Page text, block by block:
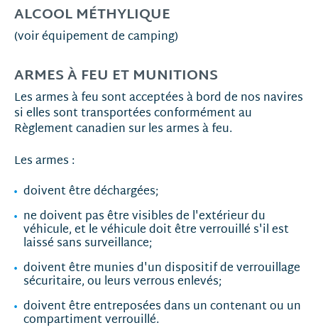
ALCOOL MÉTHYLIQUE
(voir équipement de camping)
ARMES À FEU ET MUNITIONS
Les armes à feu sont acceptées à bord de nos navires
si elles sont transportées conformément au
Règlement canadien sur les armes à feu.
Les armes :
doivent être déchargées;
ne doivent pas être visibles de l'extérieur du
véhicule, et le véhicule doit être verrouillé s'il est
laissé sans surveillance;
doivent être munies d'un dispositif de verrouillage
sécuritaire, ou leurs verrous enlevés;
doivent être entreposées dans un contenant ou un
compartiment verrouillé.